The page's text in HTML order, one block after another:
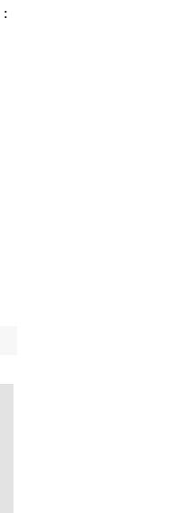
: